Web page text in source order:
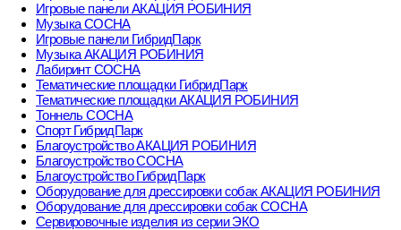
Игровые панели АКАЦИЯ РОБИНИЯ
Музыка СОСНА
Игровые панели ГибридПарк
Музыка АКАЦИЯ РОБИНИЯ
Лабиринт СОСНА
Тематические площадки ГибридПарк
Тематические площадки АКАЦИЯ РОБИНИЯ
Тоннель СОСНА
Спорт ГибридПарк
Благоустройство АКАЦИЯ РОБИНИЯ
Благоустройство СОСНА
Благоустройство ГибридПарк
Оборудование для дрессировки собак АКАЦИЯ РОБИНИЯ
Оборудование для дрессировки собак СОСНА
Сервировочные изделия из серии ЭКО